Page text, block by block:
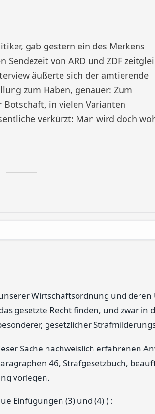
gab gestern ein des Merkens
Sendezeit von ARD und ZDF
äußerte sich der amtierende
zum Haben, genauer: Zum
Botschaft, in vielen Varianten
verkürzt: Man wird doch
Wirtschaftsordnung und deren
gesetzte Recht finden, und zwar in
gesetzlicher
Sache nachweislich erfahrenen
46, Strafgesetzbuch,
vorlegen.
Einfügungen (3) und (4) ) :